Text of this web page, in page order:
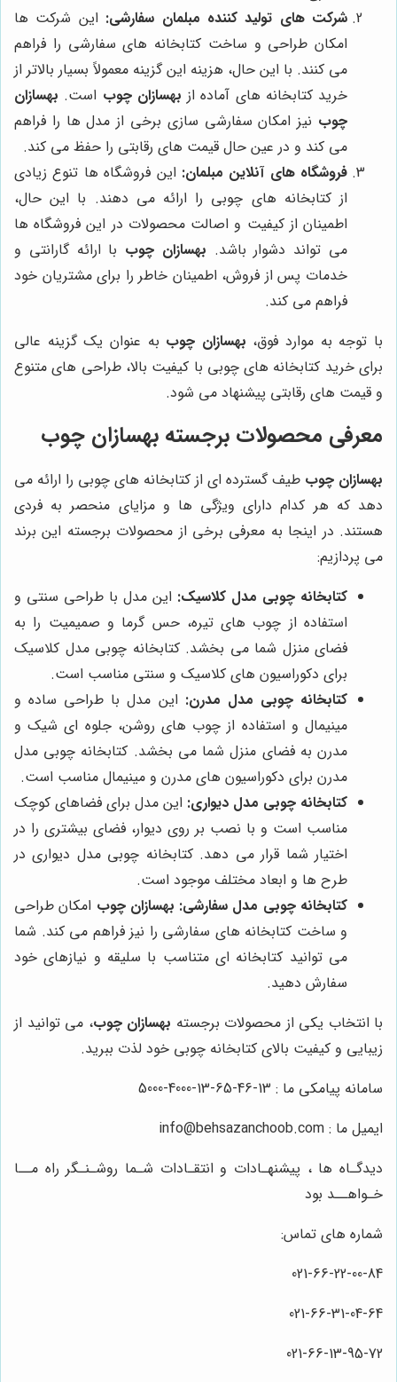
شرکت های تولید کننده مبلمان سفارشی: این شرکت ها
امکان طراحی و ساخت کتابخانه های سفارشی را فراهم
می کنند. با این حال، هزینه این گزینه معمولاً بسیار بالاتر از
خرید کتابخانه های آماده از بهسازان چوب است. بهسازان
چوب نیز امکان سفارشی سازی برخی از مدل ها را فراهم
می کند و در عین حال قیمت های رقابتی را حفظ می کند.
فروشگاه های آنلاین مبلمان: این فروشگاه ها تنوع زیادی
از کتابخانه های چوبی را ارائه می دهند. با این حال،
اطمینان از کیفیت و اصالت محصولات در این فروشگاه ها
می تواند دشوار باشد. بهسازان چوب با ارائه گارانتی و
خدمات پس از فروش، اطمینان خاطر را برای مشتریان خود
فراهم می کند.
با توجه به موارد فوق، بهسازان چوب به عنوان یک گزینه عالی
برای خرید کتابخانه های چوبی با کیفیت بالا، طراحی های متنوع
و قیمت های رقابتی پیشنهاد می شود.
معرفی محصولات برجسته بهسازان چوب
بهسازان چوب طیف گسترده ای از کتابخانه های چوبی را ارائه می
دهد که هر کدام دارای ویژگی ها و مزایای منحصر به فردی
هستند. در اینجا به معرفی برخی از محصولات برجسته این برند
می پردازیم:
کتابخانه چوبی مدل کلاسیک: این مدل با طراحی سنتی و
استفاده از چوب های تیره، حس گرما و صمیمیت را به
فضای منزل شما می بخشد. کتابخانه چوبی مدل کلاسیک
برای دکوراسیون های کلاسیک و سنتی مناسب است.
کتابخانه چوبی مدل مدرن: این مدل با طراحی ساده و
مینیمال و استفاده از چوب های روشن، جلوه ای شیک و
مدرن به فضای منزل شما می بخشد. کتابخانه چوبی مدل
مدرن برای دکوراسیون های مدرن و مینیمال مناسب است.
کتابخانه چوبی مدل دیواری: این مدل برای فضاهای کوچک
مناسب است و با نصب بر روی دیوار، فضای بیشتری را در
اختیار شما قرار می دهد. کتابخانه چوبی مدل دیواری در
طرح ها و ابعاد مختلف موجود است.
کتابخانه چوبی مدل سفارشی: بهسازان چوب امکان طراحی
و ساخت کتابخانه های سفارشی را نیز فراهم می کند. شما
می توانید کتابخانه ای متناسب با سلیقه و نیازهای خود
سفارش دهید.
با انتخاب یکی از محصولات برجسته بهسازان چوب، می توانید از
زیبایی و کیفیت بالای کتابخانه چوبی خود لذت ببرید.
سامانه پیامکی ما : 13-46-65-13-4000-5000
ایمیل ما : info@behsazanchoob.com
دیدگـاه ها ، پیشنهـادات و انتقـادات شـما روشـنـگر راه مــا
خـواهــد بود
شماره های تماس:
021-66-22-00-84
021-66-31-04-64
021-66-13-95-72